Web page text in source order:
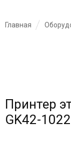
Главная
Принтер
GK42-